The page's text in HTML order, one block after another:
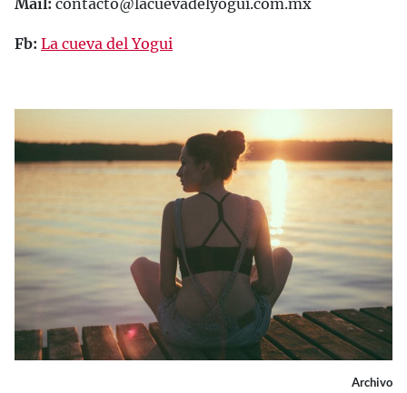
Mail: contacto@lacuevadelyogui.com.mx
Fb: La cueva del Yogui
Archivo